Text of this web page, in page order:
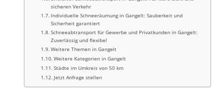
sicheren Verkehr
Individuelle Schneeräumung in Gangelt: Sauberkeit und
Sicherheit garantiert
Schneeabtransport für Gewerbe und Privatkunden in Gangelt:
Zuverlässig und flexibel
Weitere Themen in Gangelt
Weitere Kategorien in Gangelt
Städte im Umkreis von 50 km
Jetzt Anfrage stellen